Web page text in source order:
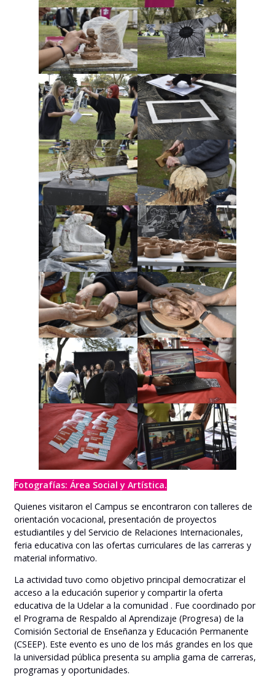
Fotografías: Área Social y Artística.
Quienes visitaron el Campus se encontraron con talleres de
orientación vocacional, presentación de proyectos
estudiantiles y del Servicio de Relaciones Internacionales,
feria educativa con las ofertas curriculares de las carreras y
material informativo.
La actividad tuvo como objetivo principal democratizar el
acceso a la educación superior y compartir la oferta
educativa de la Udelar a la comunidad . Fue coordinado por
el Programa de Respaldo al Aprendizaje (Progresa) de la
Comisión Sectorial de Enseñanza y Educación Permanente
(CSEEP). Este evento es uno de los más grandes en los que
la universidad pública presenta su amplia gama de carreras,
programas y oportunidades.